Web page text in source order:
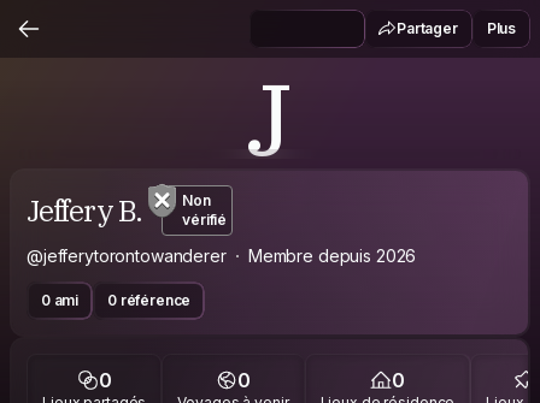
Partager Plus
J
Jeffery B.
Non
vérifié
@jefferytorontowanderer Membre depuis 2026
0 ami 0 référence
0 0 0